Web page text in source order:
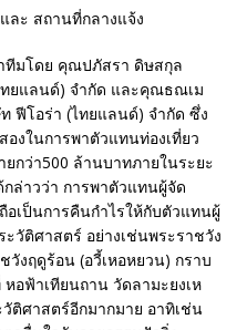
ทีมโดย คุณปภัสรา ดิษสกุล
ยแลนด์) จำกัด และคุณธณเม
ฟีโอร่า (ไทยแลนด์) จำกัด ซึ่ง
งในการพาตัวแทนท่องเที่ยว
กว่า500 ล้านบาทภายในระยะ
ล่าวว่า การพาตัวแทนผู้จัด
อเป็นการคืนกำไรให้กับตัวแทนผู้
วัติศาสตร์ อย่างเช่นพระราชวัง
วังฤดูร้อน (อวี้เหอหยวน) กราบ
อฟ้าเทียนถาน วัดลามะยงเห
ติศาสตร์อีกมากมาย อาทิเช่น